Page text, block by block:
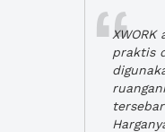
praktis